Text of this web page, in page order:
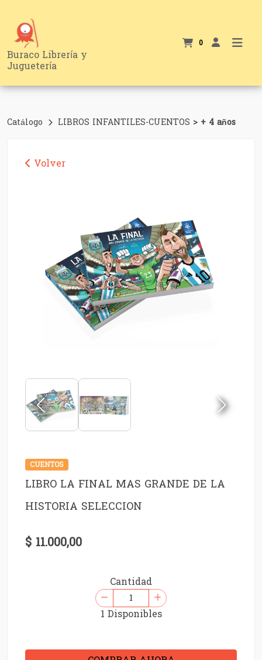
Buraco Librería y
Juguetería
0
Catálogo LIBROS INFANTILES-CUENTOS > + 4 años
Volver
CUENTOS
LIBRO LA FINAL MAS GRANDE DE LA
HISTORIA SELECCION
$ 11.000,00
Cantidad
1 Disponibles